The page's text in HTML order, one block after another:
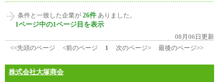
条件と一致した企業が 26件 ありました。
1ページ中の1ページ目を表示
08月06日更新
<<先頭のページ
<前のページ 1 次のページ> 最後のページ>>
株式会社大塚商会